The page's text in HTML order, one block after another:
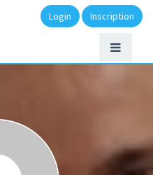
Login Inscription